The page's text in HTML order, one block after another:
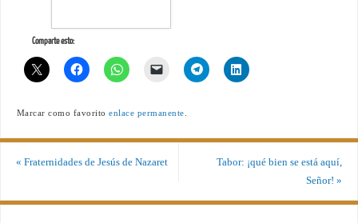
Comparte esto:
Marcar como favoritoenlace permanente
« Fraternidades de Jesús de Nazaret
Tabor: ¡qué bien se está aquí,
Señor!»